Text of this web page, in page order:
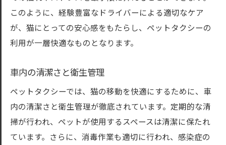
このように、経験豊富なドライバーによる適切なケア
が、猫にとっての安心感をもたらし、ペットタクシーの
利用が一層快適なものとなります。
車内の清潔さと衛生管理
ペットタクシーでは、猫の移動を快適にするために、車
内の清潔さと衛生管理が徹底されています。定期的な清
掃が行われ、ペットが使用するスペースは清潔に保たれ
ています。さらに、消毒作業も適切に行われ、感染症の